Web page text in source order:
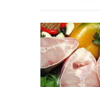
Dự báo thời